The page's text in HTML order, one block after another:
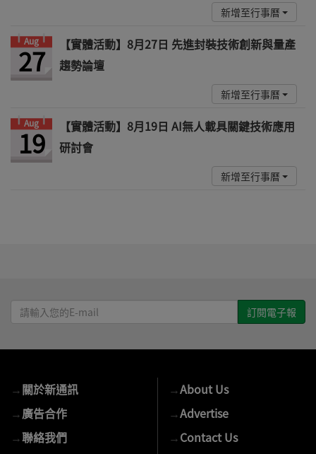
新增至行事曆
Aug
27
【實體活動】8月27日 先進封裝技術創新與量產
趨勢論壇
新增至行事曆
Aug
19
【實體活動】8月19日 AI無人載具關鍵技術應用
研討會
新增至行事曆
請
輸
E-
mail
→關於新通訊
→廣告合作
→聯絡我們
→About Us
→Advertise
→Contact Us